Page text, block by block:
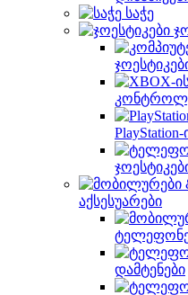
საჭე
აქსესუარები
დამტენები